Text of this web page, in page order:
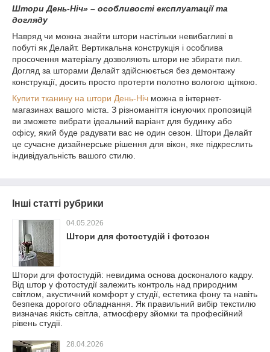
Штори День-Ніч» – особливості експлуатації та
догляду
Навряд чи можна знайти штори настільки невибагливі в
побуті як Делайт. Вертикальна конструкція і особлива
просочення матеріалу дозволяють штори не збирати пил.
Догляд за шторами Делайт здійснюється без демонтажу
конструкції, досить просто протерти полотно вологою щіткою.
Купити тканину на штори День-Ніч можна в інтернет-
магазинах вашого міста. З різноманіття існуючих пропозицій
ви зможете вибрати ідеальний варіант для будинку або
офісу, який буде радувати вас не один сезон. Штори Делайт
це сучасне дизайнерське рішення для вікон, яке підкреслить
індивідуальність вашого стилю.
Інші статті рубрики
04.05.2026
Штори для фотостудій і фотозон
Штори для фотостудій: невидима основа досконалого кадру.
Від штор у фотостудії залежить контроль над природним
світлом, акустичний комфорт у студії, естетика фону та навіть
безпека дорогого обладнання. Як правильний вибір текстилю
визначає якість світла, атмосферу зйомки та професійний
рівень студії.
28.04.2026